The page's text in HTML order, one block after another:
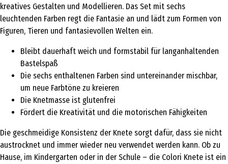
kreatives Gestalten und Modellieren. Das Set mit sechs
leuchtenden Farben regt die Fantasie an und lädt zum Formen von
Figuren, Tieren und fantasievollen Welten ein.
Bleibt dauerhaft weich und formstabil für langanhaltenden
Bastelspaß
Die sechs enthaltenen Farben sind untereinander mischbar,
um neue Farbtöne zu kreieren
Die Knetmasse ist glutenfrei
Fördert die Kreativität und die motorischen Fähigkeiten
Die geschmeidige Konsistenz der Knete sorgt dafür, dass sie nicht
austrocknet und immer wieder neu verwendet werden kann. Ob zu
Hause, im Kindergarten oder in der Schule – die Colori Knete ist ein